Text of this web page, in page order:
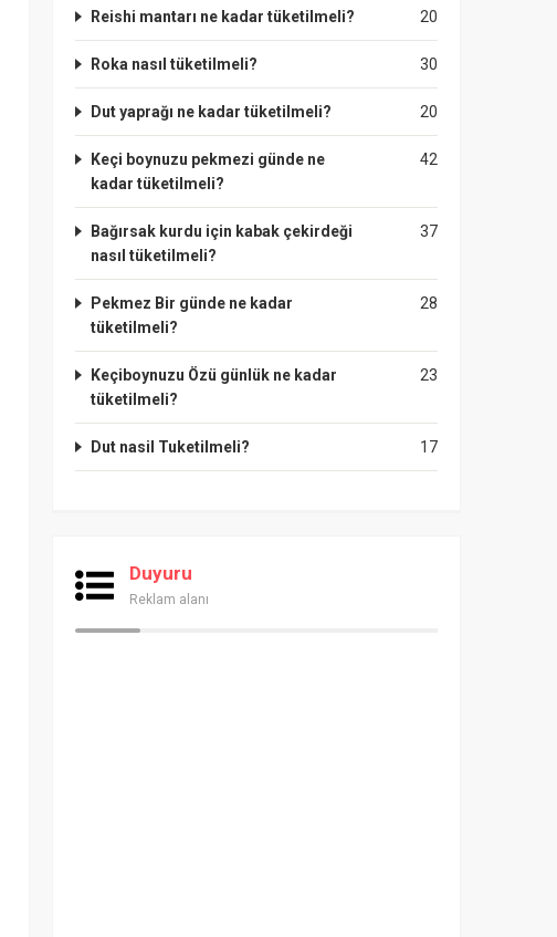
20
Reishi mantarı ne kadar tüketilmeli?
30
Roka nasıl tüketilmeli?
20
Dut yaprağı ne kadar tüketilmeli?
42
Keçi boynuzu pekmezi günde ne
kadar tüketilmeli?
37
Bağırsak kurdu için kabak çekirdeği
nasıl tüketilmeli?
28
Pekmez Bir günde ne kadar
tüketilmeli?
23
Keçiboynuzu Özü günlük ne kadar
tüketilmeli?
17
Dut nasil Tuketilmeli?
Duyuru
Reklam alanı